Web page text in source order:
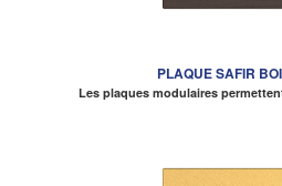
PLAQUE SAFIR
Les plaques modulaires